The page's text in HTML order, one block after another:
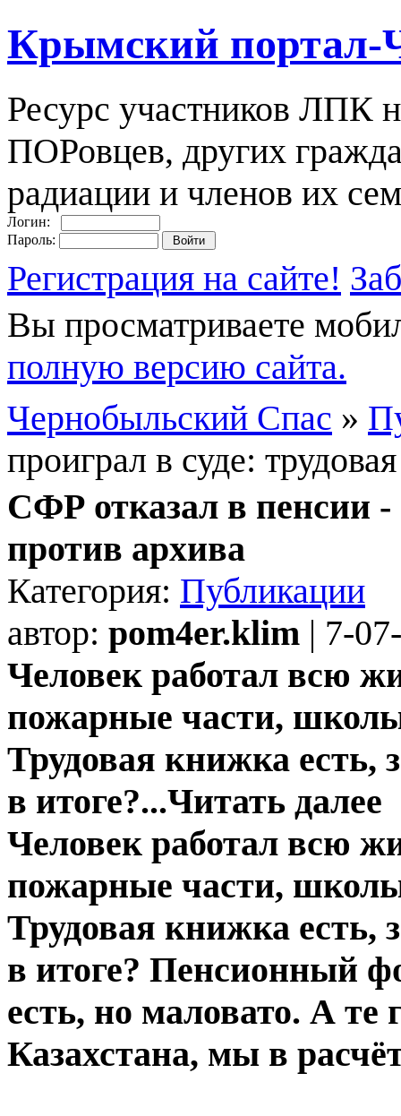
Крымский портал-
Ресурс участников ЛПК
ПОРовцев, других
радиации и членов их
Логин:
Пароль:
Регистрация на сайте!
Вы просматриваете
полную версию сайта.
Чернобыльский Спас »
проиграл в суде:
СФР отказал в пенсии -
против архива
Категория: Публикации
автор: pom4er.klim | 7-
Человек работал всю
пожарные части,
Трудовая книжка есть,
в итоге?...Читать далее
Человек работал всю
пожарные части,
Трудовая книжка есть,
в итоге? Пенсионный
есть, но маловато. А
Казахстана, мы в